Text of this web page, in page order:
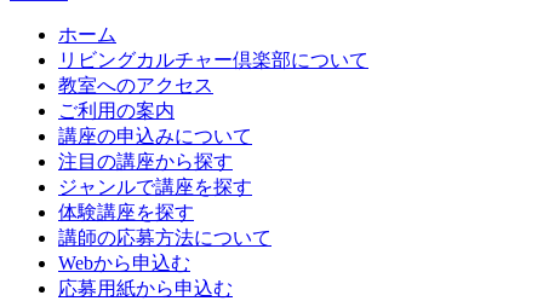
ホーム
リビングカルチャー倶楽部について
教室へのアクセス
ご利用の案内
講座の申込みについて
注目の講座から探す
ジャンルで講座を探す
体験講座を探す
講師の応募方法について
Webから申込む
応募用紙から申込む